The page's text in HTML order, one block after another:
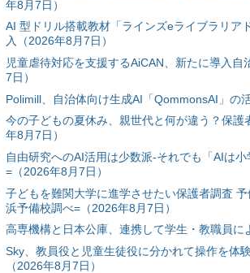
年8月7日）
AI 型ドリル搭載教材「ラインズeライブラリア
入（2026年8月7日）
児童虐待対応を支援するAiCAN、新たに導入
7日）
Polimill、自治体向け生成AI「QommonsAI」の
今の子どもの夏休み、親世代と何が違う？保
年8月7日）
自由研究へのAI活用は少数派-それでも「AIは
=（2026年8月7日）
子どもを難関大学に進学させたい保護者調査
浜予備校調べ=（2026年8月7日）
高専機構と日本公庫、連携して学生・教職員に
Sky、教員役と児童生徒役に分かれて操作を体
（2026年8月7日）